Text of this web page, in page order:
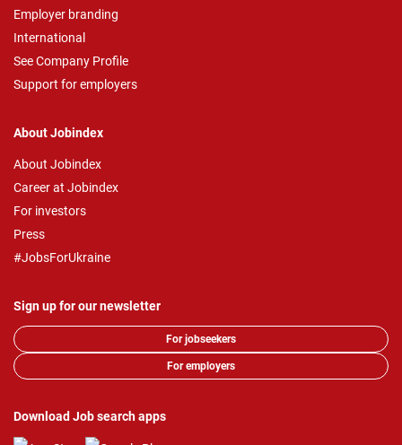
Employer branding
International
See Company Profile
Support for employers
About Jobindex
About Jobindex
Career at Jobindex
For investors
Press
#JobsForUkraine
Sign up for our newsletter
For jobseekers
For employers
Download Job search apps